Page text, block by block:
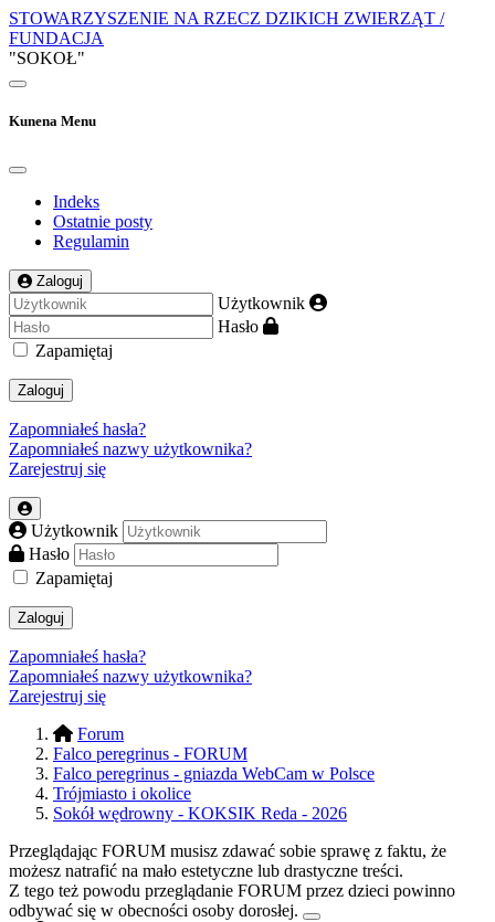
STOWARZYSZENIE NA RZECZ DZIKICH ZWIERZĄT /
FUNDACJA
"SOKOŁ"
Kunena Menu
Indeks
Ostatnie posty
Regulamin
Zaloguj
Użytkownik
Hasło
Zapamiętaj
Zaloguj
Zapomniałeś hasła?
Zapomniałeś nazwy użytkownika?
Zarejestruj się
Użytkownik
Hasło
Zapamiętaj
Zaloguj
Zapomniałeś hasła?
Zapomniałeś nazwy użytkownika?
Zarejestruj się
Forum
Falco peregrinus - FORUM
Falco peregrinus - gniazda WebCam w Polsce
Trójmiasto i okolice
Sokół wędrowny - KOKSIK Reda - 2026
Przeglądając FORUM musisz zdawać sobie sprawę z faktu, że
możesz natrafić na mało estetyczne lub drastyczne treści.
Z tego też powodu przeglądanie FORUM przez dzieci powinno
odbywać się w obecności osoby dorosłej.